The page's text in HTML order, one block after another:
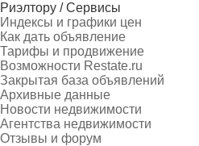
Риэлтору / Сервисы
Индексы и графики цен
Как дать объявление
Тарифы и продвижение
Возможности Restate.ru
Закрытая база объявлений
Архивные данные
Новости недвижимости
Агентства недвижимости
Отзывы и форум